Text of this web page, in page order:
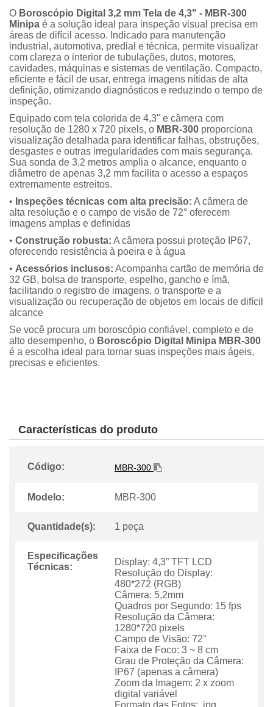
O Boroscópio Digital 3,2 mm Tela de 4,3" - MBR-300
Minipa é a solução ideal para inspeção visual precisa em
áreas de difícil acesso. Indicado para manutenção
industrial, automotiva, predial e técnica, permite visualizar
com clareza o interior de tubulações, dutos, motores,
cavidades, máquinas e sistemas de ventilação. Compacto,
eficiente e fácil de usar, entrega imagens nítidas de alta
definição, otimizando diagnósticos e reduzindo o tempo de
inspeção.
Equipado com tela colorida de 4,3" e câmera com
resolução de 1280 x 720 pixels, o MBR-300 proporciona
visualização detalhada para identificar falhas, obstruções,
desgastes e outras irregularidades com mais segurança.
Sua sonda de 3,2 metros amplia o alcance, enquanto o
diâmetro de apenas 3,2 mm facilita o acesso a espaços
extremamente estreitos.
• Inspeções técnicas com alta precisão: A câmera de
alta resolução e o campo de visão de 72° oferecem
imagens amplas e definidas
• Construção robusta: A câmera possui proteção IP67,
oferecendo resistência à poeira e à água
• Acessórios inclusos: Acompanha cartão de memória de
32 GB, bolsa de transporte, espelho, gancho e ímã,
facilitando o registro de imagens, o transporte e a
visualização ou recuperação de objetos em locais de difícil
alcance
Se você procura um boroscópio confiável, completo e de
alto desempenho, o Boroscópio Digital Minipa MBR-300
é a escolha ideal para tornar suas inspeções mais ágeis,
precisas e eficientes.
Características do produto
Código: MBR-300
Modelo: MBR-300
Quantidade(s): 1 peça
Especificações
Técnicas:
Display: 4,3” TFT LCD
Resolução do Display:
480*272 (RGB)
Câmera: 5,2mm
Quadros por Segundo: 15 fps
Resolução da Câmera:
1280*720 pixels
Campo de Visão: 72
Faixa de Foco: 3 ~ 8 cm
Grau de Proteção da Câmera:
IP67 (apenas a câmera)
Zoom da Imagem: 2 x zoom
digital variável
Formato das Fotos: .jpg